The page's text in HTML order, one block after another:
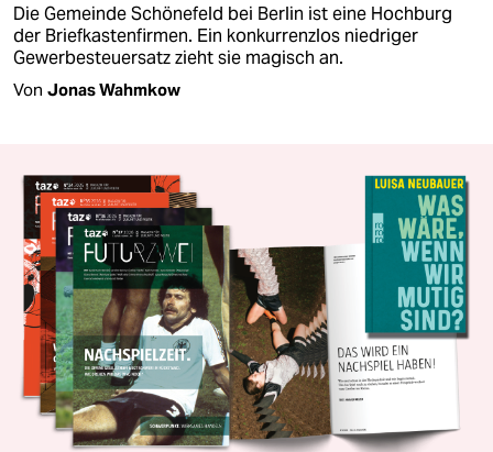
Die Gemeinde Schönefeld bei Berlin ist eine Hochburg
der Briefkastenfirmen. Ein konkurrenzlos niedriger
Gewerbesteuersatz zieht sie magisch an.
Von Jonas Wahmkow